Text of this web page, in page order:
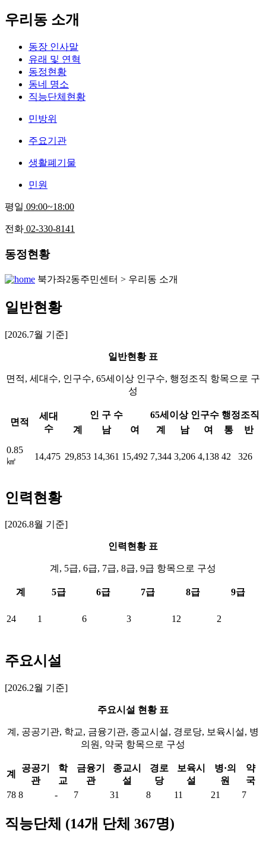
우리동 소개
동장 인사말
유래 및 연혁
동정현황
동네 명소
직능단체현황
민방위
주요기관
생활폐기물
민원
평일 09:00~18:00
전화 02-330-8141
동정현황
북가좌2동주민센터 > 우리동 소개
일반현황
[2026.7월 기준]
일반현황 표
면적, 세대수, 인구수, 65세이상 인구수, 행정조직 항목으로 구
성
면적
세대
수
인 구 수 65세이상 인구수 행정조직
계
남 여 계 남 여 통
반
0.85
㎢
14,475 29,853 14,361 15,492 7,344 3,206 4,138 42 326
인력현황
[2026.8월 기준]
인력현황 표
계, 5급, 6급, 7급, 8급, 9급 항목으로 구성
계 5급 6급 7급 8급 9급
24 1 6 3 12 2
주요시설
[2026.2월 기준]
주요시설 현황 표
계, 공공기관, 학교, 금융기관, 종교시설, 경로당, 보육시설, 병
의원, 약국 항목으로 구성
계
공공기
관
학
교
금융기
관
종교시
설
경로
당
보육시
설
병·의
원
약
국
78 8 - 7 31 8 11 21 7
직능단체 (14개 단체 367명)